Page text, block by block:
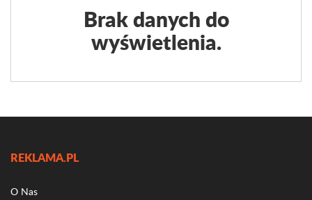
Brak danych do
wyświetlenia.
REKLAMA.PL
O Nas